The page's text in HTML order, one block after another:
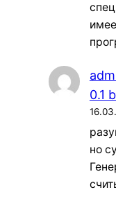
0.1
но